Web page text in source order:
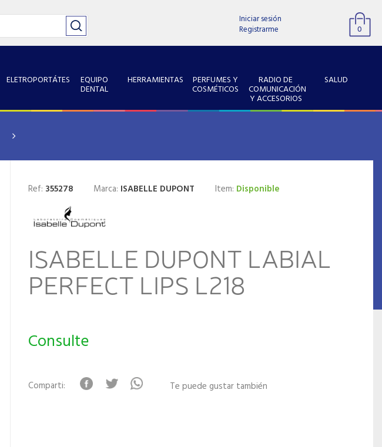
Iniciar sesión
Registrarme
0
ELETROPORTÁTES EQUIPO
DENTAL
HERRAMIENTAS PERFUMES Y
COSMÉTICOS
RADIO DE
COMUNICACIÓN
Y ACCESORIOS
SALUD
Ref: 355278 Marca: ISABELLE DUPONT Item: Disponible
ISABELLE DUPONT LABIAL
PERFECT LIPS L218
Consulte
Comparti: Te puede gustar también